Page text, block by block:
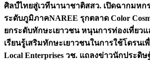
ศิลป์ไทยสู่เวทีนานาชาติสสว. เปิดฉากมหก
ระดับภูมิภาคNAREE รุกตลาด Color
ยกระดับทักษะเยาวชน หนุนการท่องเที่ยว
เรียนรู้เสริมทักษะเยาวชนในการใช้โดรน
Local Enterprises วช. แถลงข่าวนักประดิษ